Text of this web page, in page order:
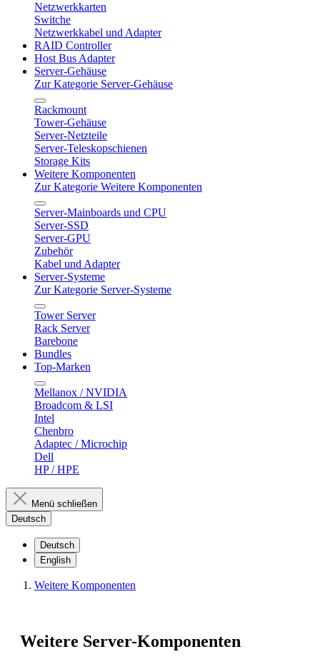
Netzwerkkarten
Switche
Netzwerkkabel und Adapter
RAID Controller
Host Bus Adapter
Server-Gehäuse
Zur Kategorie Server-Gehäuse
Rackmount
Tower-Gehäuse
Server-Netzteile
Server-Teleskopschienen
Storage Kits
Weitere Komponenten
Zur Kategorie Weitere Komponenten
Server-Mainboards und CPU
Server-SSD
Server-GPU
Zubehör
Kabel und Adapter
Server-Systeme
Zur Kategorie Server-Systeme
Tower Server
Rack Server
Barebone
Bundles
Top-Marken
Mellanox / NVIDIA
Broadcom & LSI
Intel
Chenbro
Adaptec / Microchip
Dell
HP / HPE
Menü schließen
Deutsch
Deutsch
English
Weitere Komponenten
Weitere Server-Komponenten